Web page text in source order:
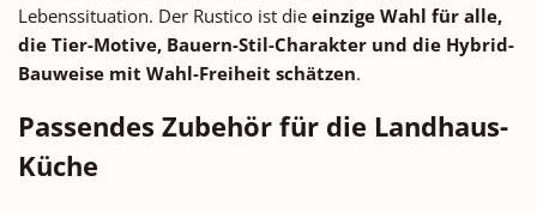
Lebenssituation. Der Rustico ist die einzige Wahl für alle,
die Tier-Motive, Bauern-Stil-Charakter und die Hybrid-
Bauweise mit Wahl-Freiheit schätzen.
Passendes Zubehör für die Landhaus-
Küche